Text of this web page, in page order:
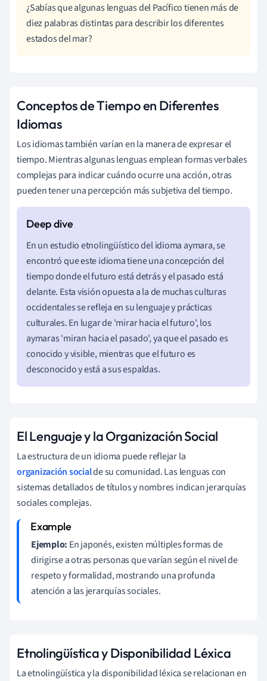
¿Sabías que algunas lenguas del Pacífico tienen más de
diez palabras distintas para describir los diferentes
estados del mar?
Conceptos de Tiempo en Diferentes
Idiomas
Los idiomas también varían en la manera de expresar el
tiempo. Mientras algunas lenguas emplean formas verbales
complejas para indicar cuándo ocurre una acción, otras
pueden tener una percepción más subjetiva del tiempo.
En un estudio etnolingüístico del idioma aymara, se
encontró que este idioma tiene una concepción del
tiempo donde el futuro está detrás y el pasado está
delante. Esta visión opuesta a la de muchas culturas
occidentales se refleja en su lenguaje y prácticas
culturales. En lugar de 'mirar hacia el futuro', los
aymaras 'miran hacia el pasado', ya que el pasado es
conocido y visible, mientras que el futuro es
desconocido y está a sus espaldas.
El Lenguaje y la Organización Social
La estructura de un idioma puede reflejar la
organización socialde su comunidad. Las lenguas con
sistemas detallados de títulos y nombres indican jerarquías
sociales complejas.
Ejemplo: En japonés, existen múltiples formas de
dirigirse a otras personas que varían según el nivel de
respeto y formalidad, mostrando una profunda
atención a las jerarquías sociales.
Etnolingüística y Disponibilidad Léxica
La etnolingüística y la disponibilidad léxica se relacionan en